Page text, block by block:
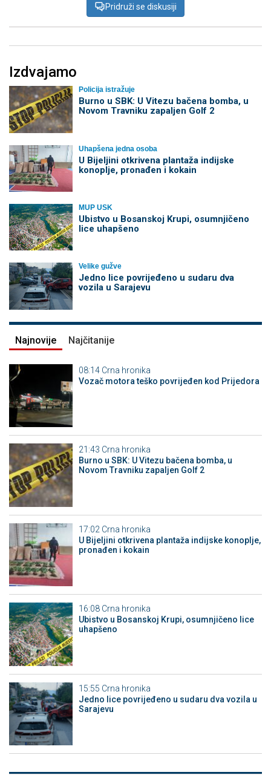
Pridruži se diskusiji
Izdvajamo
Policija istražuje
Burno u SBK: U Vitezu bačena bomba, u
Novom Travniku zapaljen Golf 2
Uhapšena jedna osoba
​U Bijeljini otkrivena plantaža indijske
konoplje, pronađen i kokain
MUP USK
Ubistvo u Bosanskoj Krupi, osumnjičeno
lice uhapšeno
Velike gužve
Јedno lice povrijeđeno u sudaru dva
vozila u Sarajevu
Najnovije Najčitanije
08:14 Crna hronika
Vozač motora teško povrijeđen kod Prijedora
21:43 Crna hronika
Burno u SBK: U Vitezu bačena bomba, u
Novom Travniku zapaljen Golf 2
17:02 Crna hronika
​U Bijeljini otkrivena plantaža indijske konoplje,
pronađen i kokain
16:08 Crna hronika
Ubistvo u Bosanskoj Krupi, osumnjičeno lice
uhapšeno
15:55 Crna hronika
Јedno lice povrijeđeno u sudaru dva vozila u
Sarajevu